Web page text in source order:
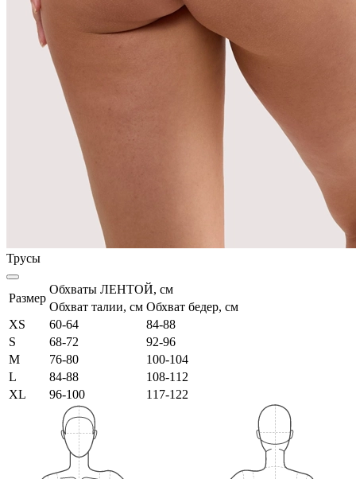
Трусы
Размер
Обхваты ЛЕНТОЙ, см
Обхват талии, см Обхват бедер, см
XS
60-64
84-88
S
68-72
92-96
M
76-80
100-104
L
84-88
108-112
XL
96-100 117-122